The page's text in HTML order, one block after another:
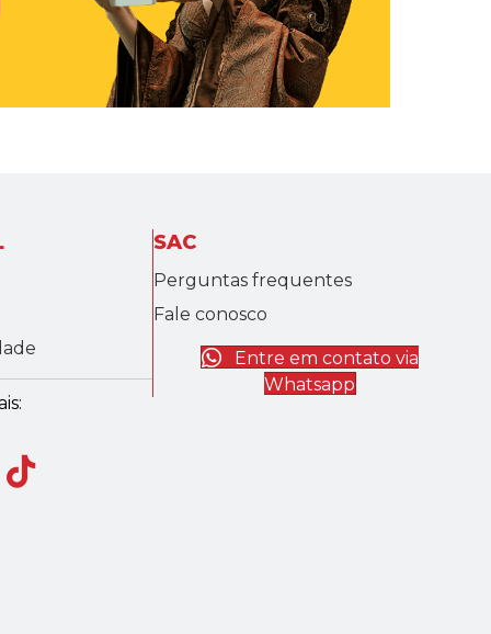
SAC
Perguntas frequentes
Fale conosco
Entre em contato via
Whatsapp